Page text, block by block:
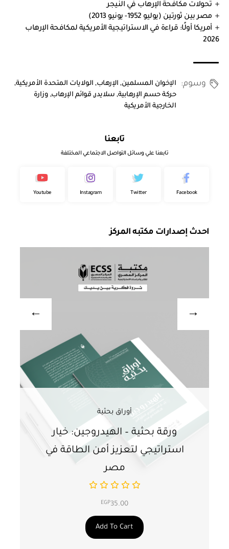
تحولات مكافحة الإرهاب في النيجر
مصر بين ثورتين (يوليو 1952- يونيو 2013)
أمريكا أولًا: قراءة في الاستراتيجية الأمريكية لمكافحة الإرهاب
2026
وسوم: الإخوان المسلمين,الإرهاب,الولايات المتحدة الأمريكية,
حركة حسم الإرهابية,سلايدر,قوائم الإرهاب,وزارة
الخارجية الأمريكية
تابعنا
تابعنا علي وسائل التواصل الاجتماعي المختلفة
Facebook
Twitter
Instagram
Youtube
احدث إصدارات مكتبه المركز
أوراق بحثية
ورقة بحثية – الهيدروجين: خيار
استراتيجي لتعزيز أمن الطاقة في
مصر
EGP35.00
Add To Cart